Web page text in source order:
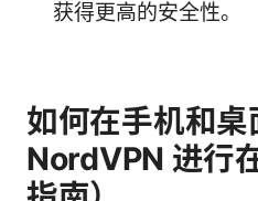
获得更高的安全性。
如何在手机和桌
NordVPN 进行